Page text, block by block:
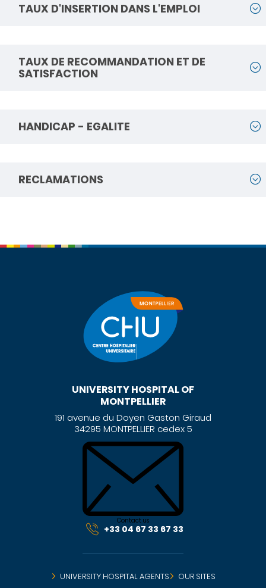
TAUX D'INSERTION DANS L'EMPLOI
TAUX DE RECOMMANDATION ET DE
SATISFACTION
HANDICAP - EGALITE
RECLAMATIONS
UNIVERSITY HOSPITAL OF
MONTPELLIER
191 avenue du Doyen Gaston Giraud
34295 MONTPELLIER cedex 5
Contact us
+33 04 67 33 67 33
UNIVERSITY HOSPITAL AGENTS OUR SITES